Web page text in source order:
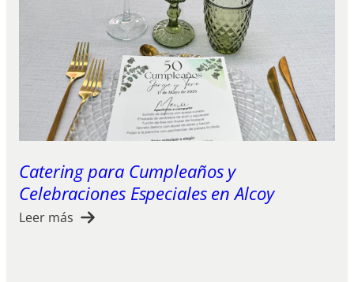
Catering para Cumpleaños y
Celebraciones Especiales en Alcoy
Leer más